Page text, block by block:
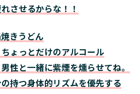
させるからな！！
きうどん
ょっとだけのアルコール
性と一緒に紫煙を燻らせてね。
持つ身体的リズムを優先する